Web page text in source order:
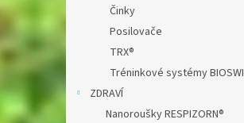
e
Činky
Posilovače
TRX®
Tréninkové systémy
ZDRAVÍ
Nanoroušky RESPIZORN®